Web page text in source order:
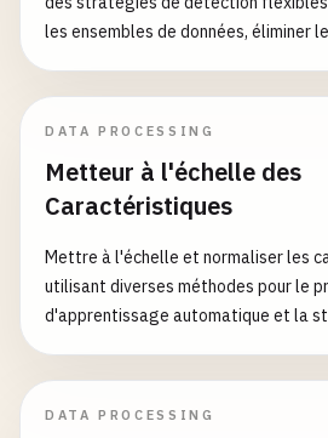
les ensembles de données, éliminer
DATA PROCESSING
Metteur à l'échelle des
Caractéristiques
Mettre à l'échelle et normaliser les
utilisant diverses méthodes pour le
d'apprentissage automatique et la
DATA PROCESSING